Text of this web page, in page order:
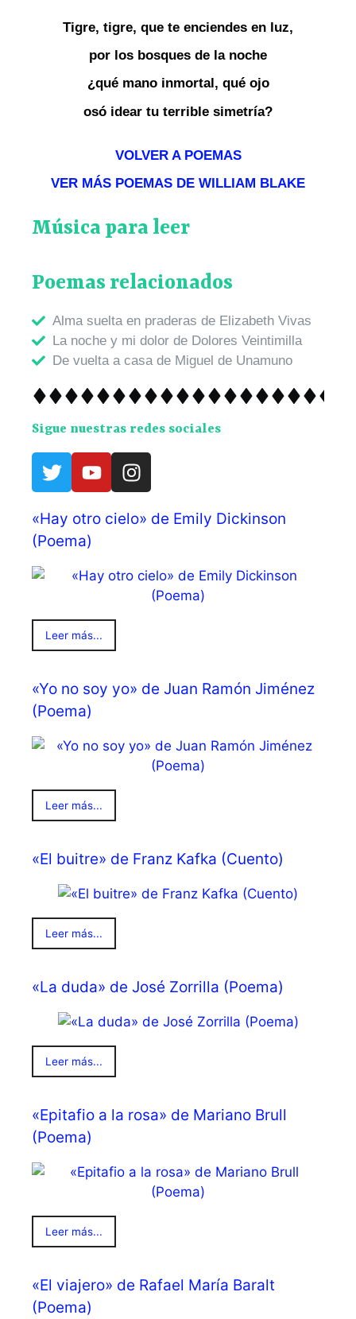
Tigre, tigre, que te enciendes en luz,
por los bosques de la noche
¿qué mano inmortal, qué ojo
osó idear tu terrible simetría?
VOLVER A POEMAS
VER MÁS POEMAS DE WILLIAM BLAKE
Música para leer
Poemas relacionados
Alma suelta en praderas de Elizabeth Vivas
La noche y mi dolor de Dolores Veintimilla
De vuelta a casa de Miguel de Unamuno
Sigue nuestras redes sociales
«Hay otro cielo» de Emily Dickinson
(Poema)
Leer más...
«Yo no soy yo» de Juan Ramón Jiménez
(Poema)
Leer más...
«El buitre» de Franz Kafka (Cuento)
Leer más...
«La duda» de José Zorrilla (Poema)
Leer más...
«Epitafio a la rosa» de Mariano Brull
(Poema)
Leer más...
«El viajero» de Rafael María Baralt
(Poema)